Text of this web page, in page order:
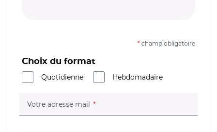
* champ obligatoire
Choix du format
Quotidienne
Hebdomadaire
Votre adresse mail (champ obligatoire)